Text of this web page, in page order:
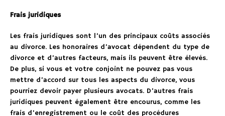
Frais juridiques
Les frais juridiques sont l’un des principaux coûts associés
au divorce. Les honoraires d’avocat dépendent du type de
divorce et d’autres facteurs, mais ils peuvent être élevés.
De plus, si vous et votre conjoint ne pouvez pas vous
mettre d’accord sur tous les aspects du divorce, vous
pourriez devoir payer plusieurs avocats. D’autres frais
juridiques peuvent également être encourus, comme les
frais d’enregistrement ou le coût des procédures